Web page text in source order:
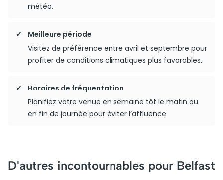
météo.
Meilleure période
Visitez de préférence entre avril et septembre pour
profiter de conditions climatiques plus favorables.
Horaires de fréquentation
Planifiez votre venue en semaine tôt le matin ou
en fin de journée pour éviter l’affluence.
D'autres incontournables pour Belfast